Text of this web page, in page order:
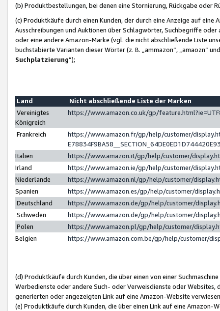
(b) Produktbestellungen, bei denen eine Stornierung, Rückgabe oder
(c) Produktkäufe durch einen Kunden, der durch eine Anzeige auf
Ausschreibungen und Auktionen über Schlagwörter, Suchbegriffe
oder eine andere Amazon-Marke (vgl. die nicht abschließende Liste
buchstabierte Varianten dieser Wörter (z. B. „ammazon“, „amaozn“
Suchplatzierung”);
Land
Nicht abschließende Liste der Marken
Vereinigtes
Königreich
https://www.amazon.co.uk/gp/
Frankreich
https://www.amazon.fr/gp/help/customer/
Italien
https://www.amazon.it/gp/help/customer/
Irland
https://www.amazon.ie/gp/help/customer/
Niederlande
https://www.amazon.nl/gp/help/customer/
Spanien
https://www.amazon.es/gp/help/customer/
Deutschland
https://www.amazon.de/gp/help/customer/
Schweden
https://www.amazon.de/gp/help/customer/
Polen
https://www.amazon.pl/gp/help/customer/
Belgien
https://www.amazon.com.be/gp/help/customer/
(d) Produktkäufe durch Kunden, die über einen von einer
Werbedienste oder andere Such- oder Verweisdienste oder Websites,
generierten oder angezeigten Link auf eine Amazon-Website
(e) Produktkäufe durch Kunden, die über einen Link auf eine